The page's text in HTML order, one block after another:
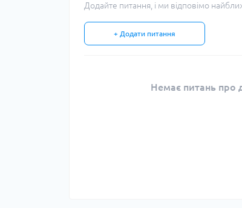
Додайте питання, і ми відповімо
+ Додати питання
Немає питань про